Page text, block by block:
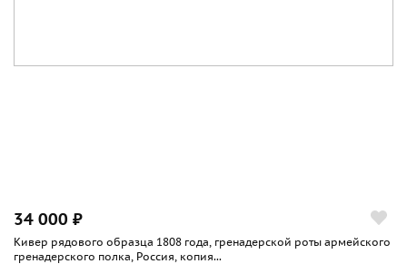
34 000 ₽
Кивер рядового образца 1808 года, гренадерской роты армейского
гренадерского полка, Россия, копия...